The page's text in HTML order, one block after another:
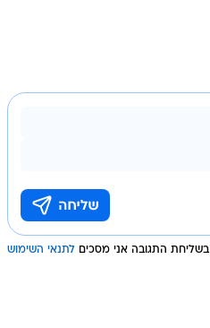
בשליחת התגובה אני מסכים לתנאי השימוש